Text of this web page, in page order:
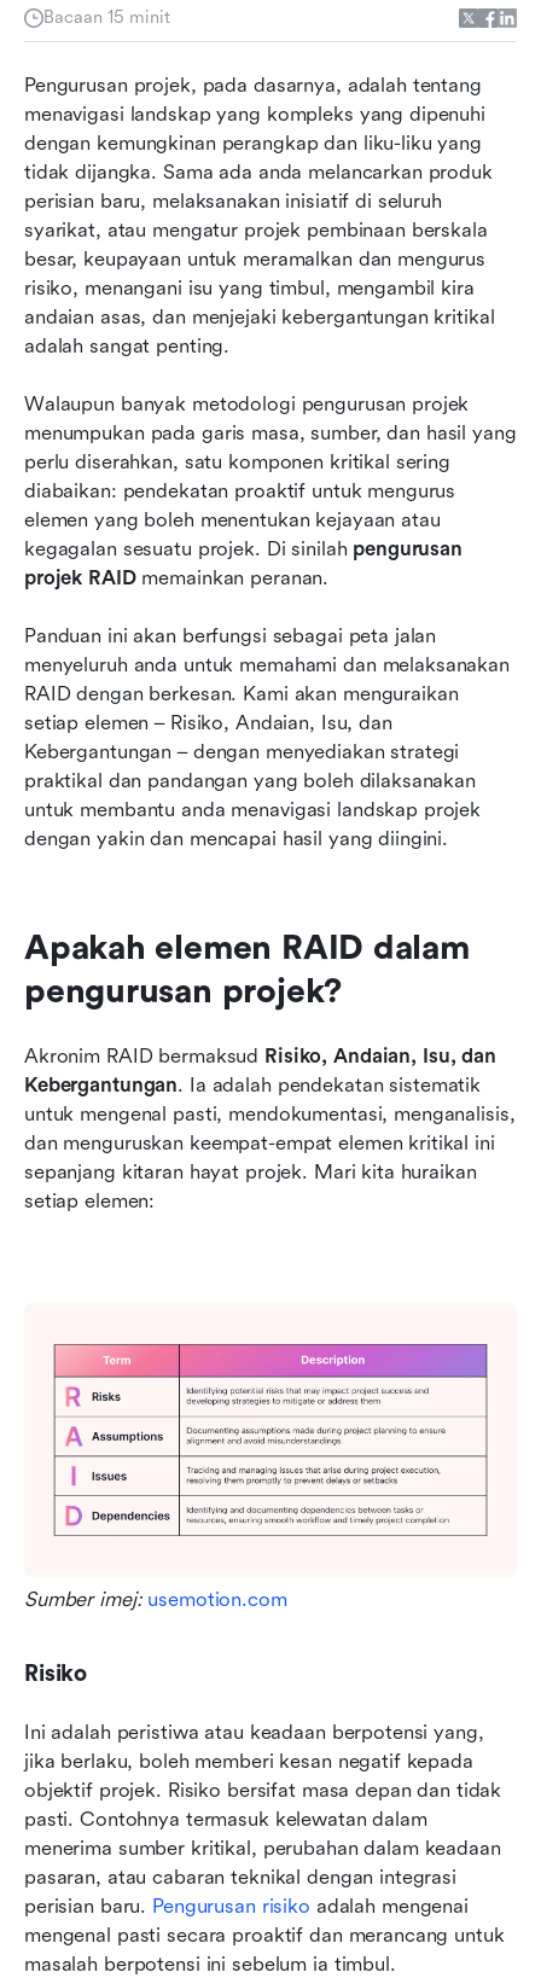
Bacaan 15 minit
Pengurusan projek, pada dasarnya, adalah tentang
menavigasi landskap yang kompleks yang dipenuhi
dengan kemungkinan perangkap dan liku-liku yang
tidak dijangka. Sama ada anda melancarkan produk
perisian baru, melaksanakan inisiatif di seluruh
syarikat, atau mengatur projek pembinaan berskala
besar, keupayaan untuk meramalkan dan mengurus
risiko, menangani isu yang timbul, mengambil kira
andaian asas, dan menjejaki kebergantungan kritikal
adalah sangat penting.
Walaupun banyak metodologi pengurusan projek
menumpukan pada garis masa, sumber, dan hasil yang
perlu diserahkan, satu komponen kritikal sering
diabaikan: pendekatan proaktif untuk mengurus
elemen yang boleh menentukan kejayaan atau
kegagalan sesuatu projek. Di sinilah pengurusan
projek RAID memainkan peranan.
Panduan ini akan berfungsi sebagai peta jalan
menyeluruh anda untuk memahami dan melaksanakan
RAID dengan berkesan. Kami akan menguraikan
setiap elemen – Risiko, Andaian, Isu, dan
Kebergantungan – dengan menyediakan strategi
praktikal dan pandangan yang boleh dilaksanakan
untuk membantu anda menavigasi landskap projek
dengan yakin dan mencapai hasil yang diingini.
Apakah elemen RAID dalam
pengurusan projek?
Akronim RAID bermaksud Risiko, Andaian, Isu, dan
Kebergantungan. Ia adalah pendekatan sistematik
untuk mengenal pasti, mendokumentasi, menganalisis,
dan menguruskan keempat-empat elemen kritikal ini
sepanjang kitaran hayat projek. Mari kita huraikan
setiap elemen:
Sumber imej: usemotion.com
Risiko
Ini adalah peristiwa atau keadaan berpotensi yang,
jika berlaku, boleh memberi kesan negatif kepada
objektif projek. Risiko bersifat masa depan dan tidak
pasti. Contohnya termasuk kelewatan dalam
menerima sumber kritikal, perubahan dalam keadaan
pasaran, atau cabaran teknikal dengan integrasi
perisian baru. Pengurusan risiko adalah mengenai
mengenal pasti secara proaktif dan merancang untuk
masalah berpotensi ini sebelum ia timbul.
pengurusan projek
pengurusan RAID dalam projek
Mengatasi cabaran dalam pengurusan RAID
Pengurusan projek RAID yang dikuasai
dipertingkatkan oleh Lark
Kesimpulan: Menguasai pengurusan projek
RAID untuk kejayaan projek